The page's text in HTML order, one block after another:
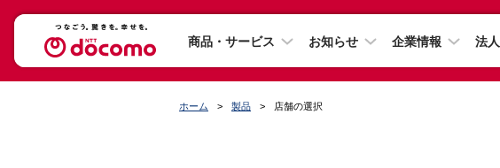
商品・サービス お知らせ 企業情報 法
ホーム 製品 店舗の選択